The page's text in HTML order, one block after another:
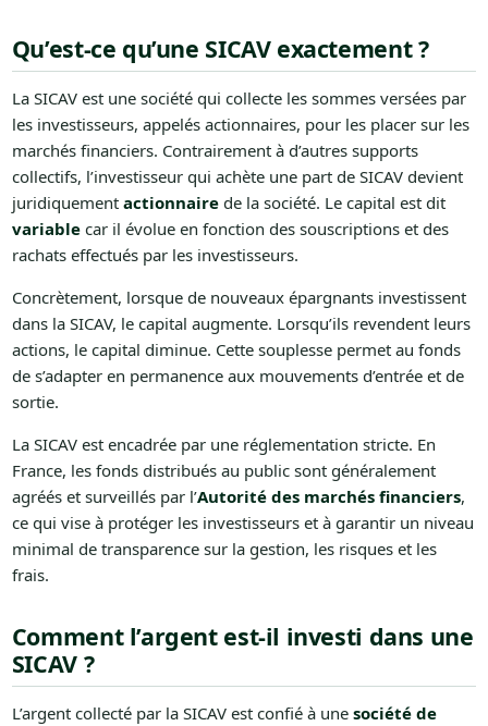
Qu’est-ce qu’une SICAV exactement ?
La SICAV est une société qui collecte les sommes versées par
les investisseurs, appelés actionnaires, pour les placer sur les
marchés financiers. Contrairement à d’autres supports
collectifs, l’investisseur qui achète une part de SICAV devient
juridiquement actionnairede la société. Le capital est dit
variablecar il évolue en fonction des souscriptions et des
rachats effectués par les investisseurs.
Concrètement, lorsque de nouveaux épargnants investissent
dans la SICAV, le capital augmente. Lorsqu’ils revendent leurs
actions, le capital diminue. Cette souplesse permet au fonds
de s’adapter en permanence aux mouvements d’entrée et de
sortie.
La SICAV est encadrée par une réglementation stricte. En
France, les fonds distribués au public sont généralement
agréés et surveillés par l’Autorité des marchés financiers,
ce qui vise à protéger les investisseurs et à garantir un niveau
minimal de transparence sur la gestion, les risques et les
frais.
Comment l’argent est-il investi dans une
SICAV ?
L’argent collecté par la SICAV est confié à une société de